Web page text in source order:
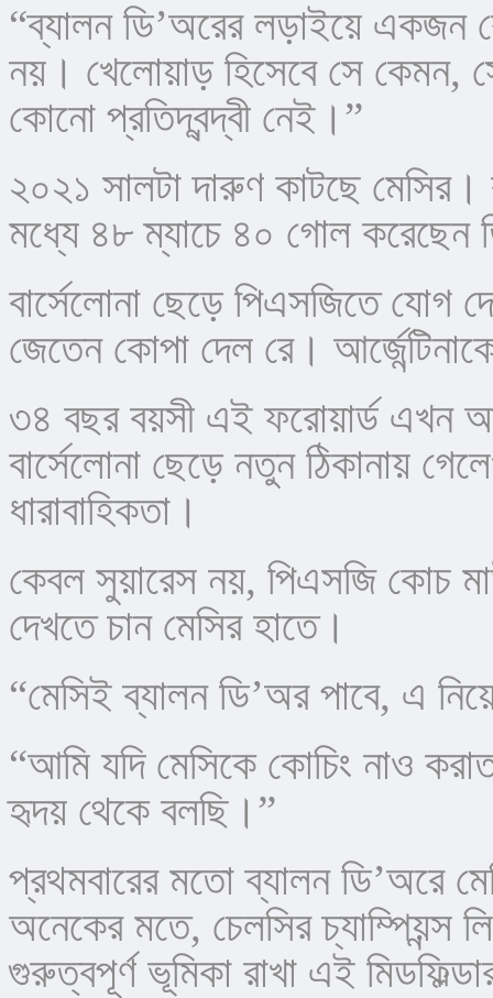
“ব্যালন ডি’অরের লড়াইয়ে একজন
নয়। খেলোয়াড় হিসেবে সে কেমন,
কোনো প্রতিদ্বন্দ্বী নেই।”
২০২১ সালটা দারুণ কাটছে মেসির।
মধ্যে ৪৮ ম্যাচে ৪০ গোল করেছেন
বার্সেলোনা ছেড়ে পিএসজিতে যোগ
জেতেন কোপা দেল রে।
৩৪ বছর বয়সী এই ফরোয়ার্ড এখন
বার্সেলোনা ছেড়ে নতুন ঠিকানায়
ধারাবাহিকতা।
কেবল সুয়ারেস নয়, পিএসজি কোচ
দেখতে চান মেসির হাতে।
“মেসিই ব্যালন ডি’অর পাবে, এ
“আমি যদি মেসিকে কোচিং নাও
হৃদয় থেকে বলছি।”
প্রথমবারের মতো ব্যালন ডি’অরে
অনেকের মতে, চেলসির চ্যাম্পিয়ন্স
গুরুত্বপূর্ণ ভূমিকা রাখা এই